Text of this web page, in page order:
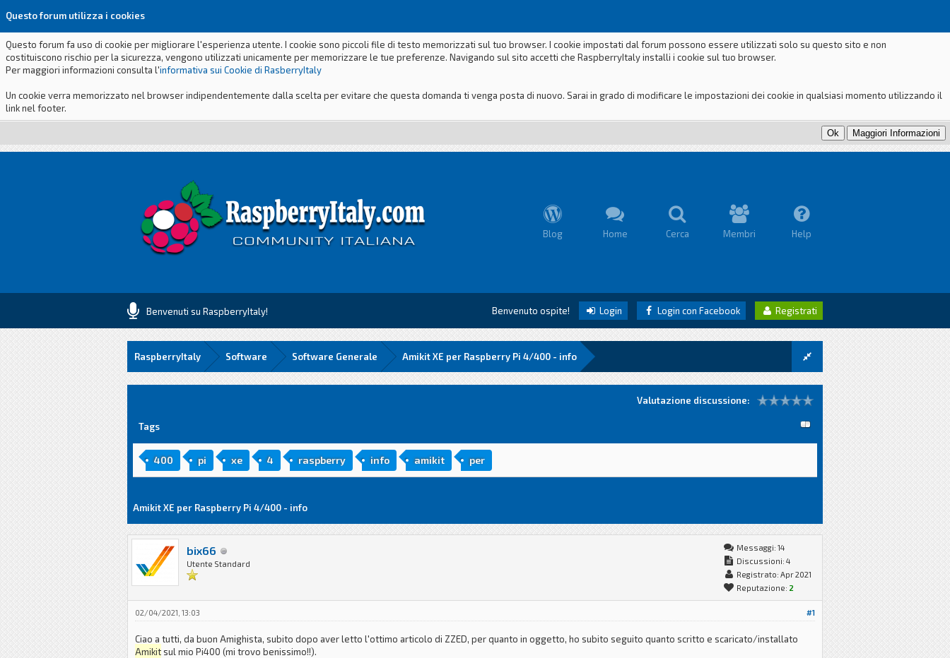
Questo forum utilizza i cookies
Questo forum fa uso di cookie per migliorare l'esperienza utente. I cookie sono piccoli file di testo memorizzati sul tuo browser. I cookie impostati dal forum possono essere utilizzati solo su questo sito e non
costituiscono rischio per la sicurezza, vengono utilizzati unicamente per memorizzare le tue preferenze. Navigando sul sito accetti che RaspberryItaly installi i cookie sul tuo browser.
Per maggiori informazioni consulta l'informativa sui Cookie di RasberryItaly
Un cookie verra memorizzato nel browser indipendentemente dalla scelta per evitare che questa domanda ti venga posta di nuovo. Sarai in grado di modificare le impostazioni dei cookie in qualsiasi momento utilizzando il
link nel footer.
Blog Home Cerca Membri Help
Benvenuti su RaspberryItaly! Benvenuto ospite! Login Login con Facebook Registrati
RaspberryItaly Software Software Generale Amikit XE per Raspberry Pi 4/400 - info
Valutazione discussione:
0 voto(i) - 0 media
1
2
3
4
5
Tags
400 pi xe 4 raspberry info amikit per
Amikit XE per Raspberry Pi 4/400 - info
bix66
Utente Standard
Messaggi: 14
Discussioni: 4
Registrato: Apr 2021
Reputazione: 2
#1
02/04/2021, 13:03
Ciao a tutti, da buon Amighista, subito dopo aver letto l'ottimo articolo di ZZED, per quanto in oggetto, ho subito seguito quanto scritto e scaricato/installato
Amikitsul mio Pi400 (mi trovo benissimo!!).